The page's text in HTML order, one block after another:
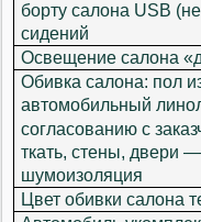
борту салона USB
сидений
Освещение салона
Обивка салона: пол
автомобильный
согласованию с
ткать, стены, двери
шумоизоляция
Цвет обивки салона